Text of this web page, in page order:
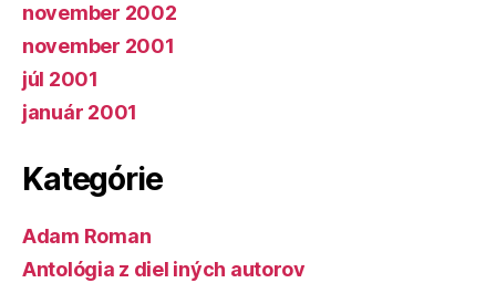
november 2002
november 2001
júl 2001
január 2001
Kategórie
Adam Roman
Antológia z diel iných autorov